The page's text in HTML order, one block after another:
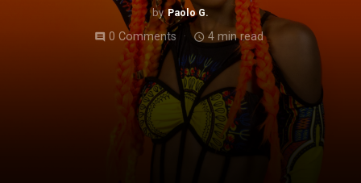
Paolo G.
comment 0 Comments access_time 4 min read